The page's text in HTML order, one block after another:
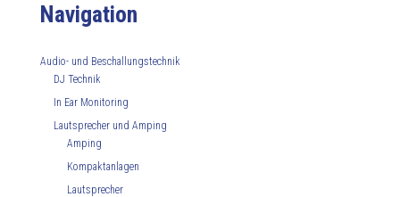
Navigation
Audio- und Beschallungstechnik
DJ Technik
In Ear Monitoring
Lautsprecher und Amping
Amping
Kompaktanlagen
Lautsprecher